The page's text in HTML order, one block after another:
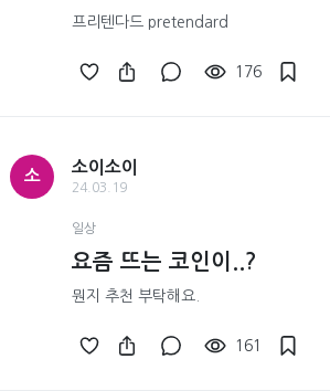
프리텐다드 pretendard
176
소
소이소이
24.03.19
일상
요즘 뜨는 코인이..?
뭔지 추천 부탁해요.
161